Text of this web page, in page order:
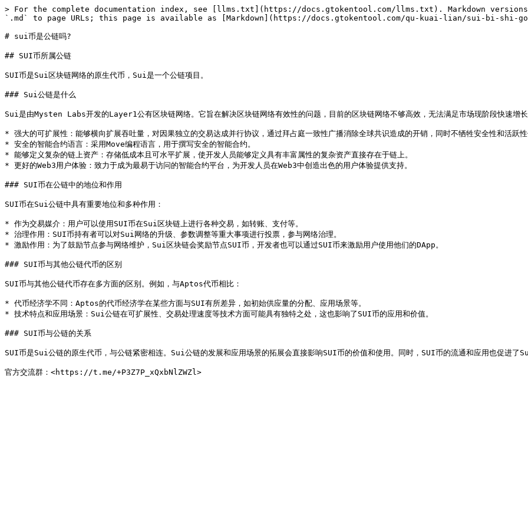
> For the complete documentation index, see [llms.txt](https://docs.gtokentool.com/llms.txt). Markdown
`.md` to page URLs; this page is available as [Markdown](https://docs.gtokentool.com/qu-kuai-lian/sui-bi-shi-
# sui币是公链吗?
## SUI币所属公链
SUI币是Sui区块链网络的原生代币，Sui是一个公链项目。
### Sui公链是什么
Sui是由Mysten Labs开发的Layer1公有区块链网络。它旨在解决区块链网络有效性的问题，目前的区块链网络不够高效，无法满足市场现阶段快速增
* 强大的可扩展性：能够横向扩展吞吐量，对因果独立的交易达成并行协议，通过拜占庭一致性广播消除全球共识造成的开销，同时不牺牲安全性和活跃性
* 安全的智能合约语言：采用Move编程语言，用于撰写安全的智能合约。
* 能够定义复杂的链上资产：存储低成本且可水平扩展，使开发人员能够定义具有丰富属性的复杂资产直接存在于链上。
* 更好的Web3用户体验：致力于成为最易于访问的智能合约平台，为开发人员在Web3中创造出色的用户体验提供支持。
### SUI币在公链中的地位和作用
SUI币在Sui公链中具有重要地位和多种作用：
* 作为交易媒介：用户可以使用SUI币在Sui区块链上进行各种交易，如转账、支付等。
* 治理作用：SUI币持有者可以对Sui网络的升级、参数调整等重大事项进行投票，参与网络治理。
* 激励作用：为了鼓励节点参与网络维护，Sui区块链会奖励节点SUI币，开发者也可以通过SUI币来激励用户使用他们的DApp。
### SUI币与其他公链代币的区别
SUI币与其他公链代币存在多方面的区别。例如，与Aptos代币相比：
* 代币经济学不同：Aptos的代币经济学在某些方面与SUI有所差异，如初始供应量的分配、应用场景等。
* 技术特点和应用场景：Sui公链在可扩展性、交易处理速度等技术方面可能具有独特之处，这也影响了SUI币的应用和价值。
### SUI币与公链的关系
SUI币是Sui公链的原生代币，与公链紧密相连。Sui公链的发展和应用场景的拓展会直接影响SUI币的价值和使用。同时，SUI币的流通和应用也促进了